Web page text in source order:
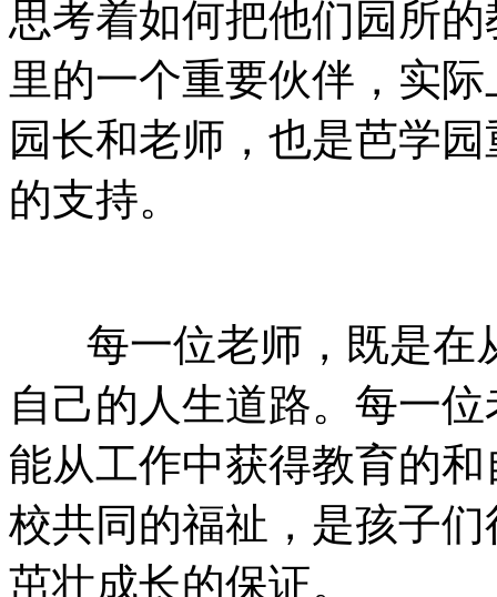
思考着如何把他们园所
里的一个重要伙伴，实
园长和老师，也是芭学
的支持。
每一位老师，既是在
自己的人生道路。每一
能从工作中获得教育的
校共同的福祉，是孩子
茁壮成长的保证。